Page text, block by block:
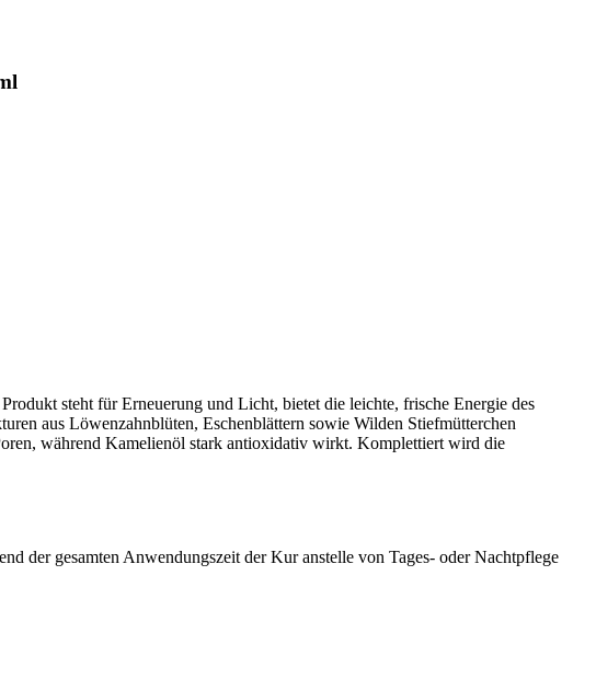
steht für Erneuerung und Licht, bietet die leichte, frische Energie des
aus Löwenzahnblüten, Eschenblättern sowie Wilden Stiefmütterchen
während Kamelienöl stark antioxidativ wirkt. Komplettiert wird die
der gesamten Anwendungszeit der Kur anstelle von Tages- oder Nachtpflege